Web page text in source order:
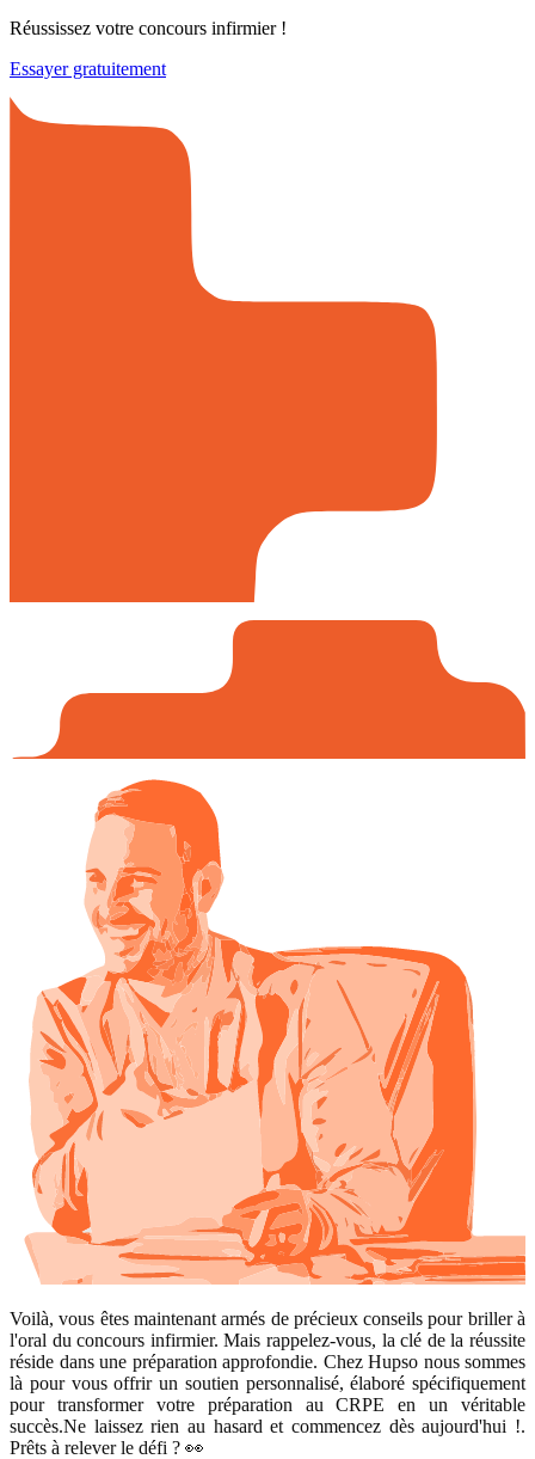
Réussissez votre concours infirmier !
Essayer gratuitement
Voilà, vous êtes maintenant armés de précieux conseils pour briller à
l'oral du concours infirmier. Mais rappelez-vous, la clé de la réussite
réside dans une préparation approfondie. Chez Hupso nous sommes
là pour vous offrir un soutien personnalisé, élaboré spécifiquement
pour transformer votre préparation au CRPE en un véritable
succès.Ne laissez rien au hasard et commencez dès aujourd'hui !.
Prêts à relever le défi ? 👀